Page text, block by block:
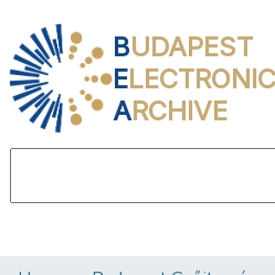
BUDAPEST
ELECTRONIC
ARCHIVE